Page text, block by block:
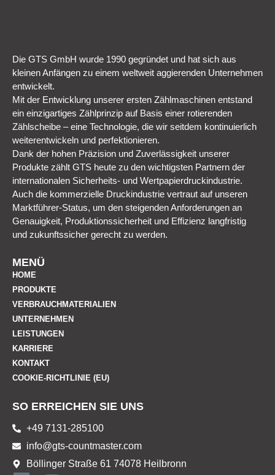
Die GTS GmbH wurde 1990 gegründet und hat sich aus
kleinen Anfängen zu einem weltweit aggierenden Unternehmen
entwickelt.
Mit der Entwicklung unserer ersten Zählmaschinen entstand
ein einzigartiges Zählprinzip auf Basis einer rotierenden
Zählscheibe – eine Technologie, die wir seitdem kontinuierlich
weiterentwickeln und perfektionieren.
Dank der hohen Präzision und Zuverlässigkeit unserer
Produkte zählt GTS heute zu den wichtigsten Partnern der
internationalen Sicherheits- und Wertpapierdruckindustrie.
Auch die kommerzielle Druckindustrie vertraut auf unseren
Marktführer-Status, um den steigenden Anforderungen an
Genauigkeit, Produktionssicherheit und Effizienz langfristig
und zukunftssicher gerecht zu werden.
MENÜ
HOME
PRODUKTE
VERBRAUCHMATERIALIEN
UNTERNEHMEN
LEISTUNGEN
KARRIERE
KONTAKT
COOKIE-RICHTLINIE (EU)
SO ERREICHEN SIE UNS
+49 7131-285100
info@gts-countmaster.com
Böllinger Straße 61 74078 Heilbronn